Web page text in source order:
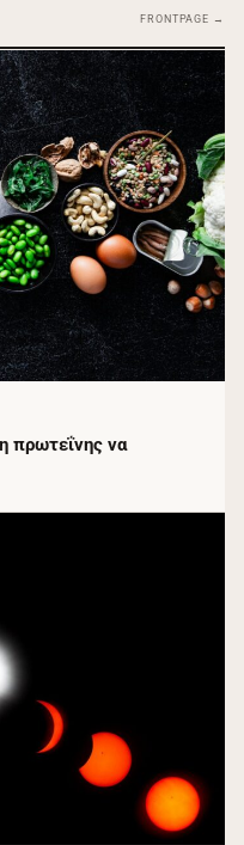
FRONTPAGE →
πρωτεΐνης να